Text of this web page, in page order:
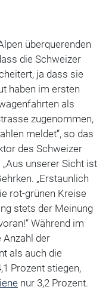
überquerenden
die Schweizer
ja dass sie
haben im ersten
als
zugenommen,
meldet“, so das
des Schweizer
unserer Sicht ist
„Erstaunlich
rot-grünen Kreise
stets der Meinung
Während im
der
als auch die
Prozent stiegen,
nur 3,2 Prozent.